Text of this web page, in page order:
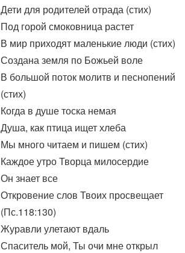
Дети для родителей отрада (стих)
Под горой смоковница растет
В мир приходят маленькие люди (стих)
Создана земля по Божьей воле
В большой поток молитв и песнопений
(стих)
Когда в душе тоска немая
Душа, как птица ищет хлеба
Мы много читаем и пишем (стих)
Каждое утро Творца милосердие
Он знает все
Откровение слов Твоих просвещает
(Пс.118:130)
Журавли улетают вдаль
Спаситель мой, Ты очи мне открыл